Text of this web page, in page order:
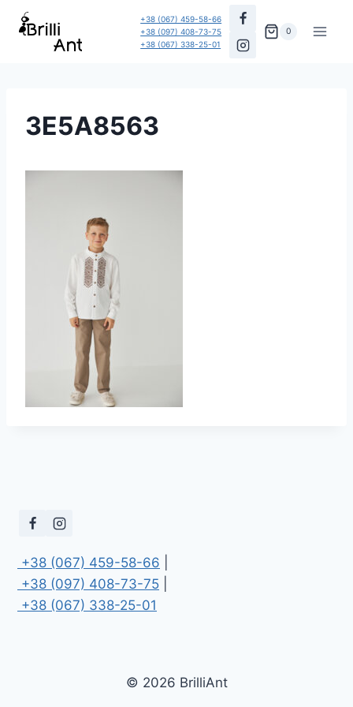
Перейти
+38 (067) 459-58-66
+38 (097) 408-73-75
+38 (067) 338-25-01
0
3E5A8563
+38 (067) 459-58-66
+38 (097) 408-73-75
+38 (067) 338-25-01
© 2026 BrilliAnt